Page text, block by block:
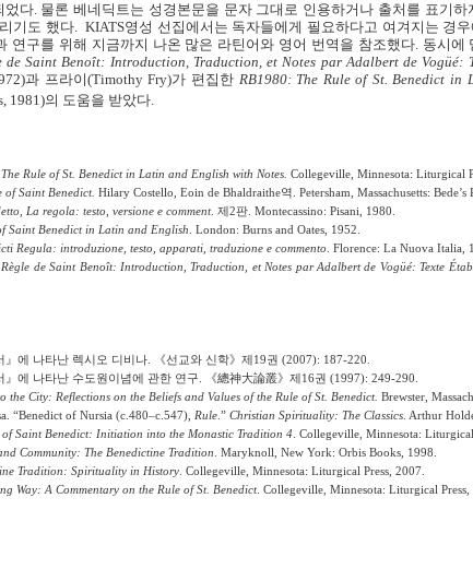
었다. 물론 베네딕트는 성경본문을 문자 그대로 인용하거나 출처를 표기하
기도 했다. KIATS영성 선집에서는 독자들에게 필요하다고 여겨지는 경
연구를 위해 지금까지 나온 많은 라틴어와 영어 번역을 참조했다. 동시에
de Saint Benoît: Introduction, Traduction, et Notes par Adalbert de Vogüé:
과 프라이(Timothy Fry)가 편집한 RB1980: The Rule of St. Benedict
1981)의 도움을 받았다.
Rule of St. Benedict in Latin and English with Notes.Collegeville, Minnesota: Liturgical
of Saint Benedict. Hilary Costello, Eoin de Bhaldraithe역 . Petersham, Massachusetts: Bede’s
La regola: testo, versione e comment .제2판 . Montecassino: Pisani, 1980.
Saint Benedict in Latin and English
. London: Burns and Oates, 1952.
Regula: introduzione, testo, apparati, traduzione e commento
. Florence: La Nuova Italia,
Règle de Saint Benoît: Introduction, Traduction, et Notes par Adalbert de Vogüé: Texte
』에 나타난 렉시오 디비나 《선교와 신학》제 19권 (2007): 187-220.
』에 나타난 수도원이념에 관한 연구 《總神大論叢》제 16권 (1997): 249-290.
the City: Reflections on the Beliefs and Values of the Rule of St. Benedict. Brewster,
“Benedict of Nursia (c.480–c.547), Rule .”Christian Spirituality: The Classics . Arthur
of Saint Benedict: Initiation into the Monastic Tradition 4 . Collegeville, Minnesota: Liturgical
Community: The Benedictine Tradition
. Maryknoll, New York: Orbis Books, 1998.
Tradition: Spirituality in History . Collegeville, Minnesota: Liturgical Press, 2007.
Way: A Commentary on the Rule of St. Benedict . Collegeville, Minnesota: Liturgical Press,